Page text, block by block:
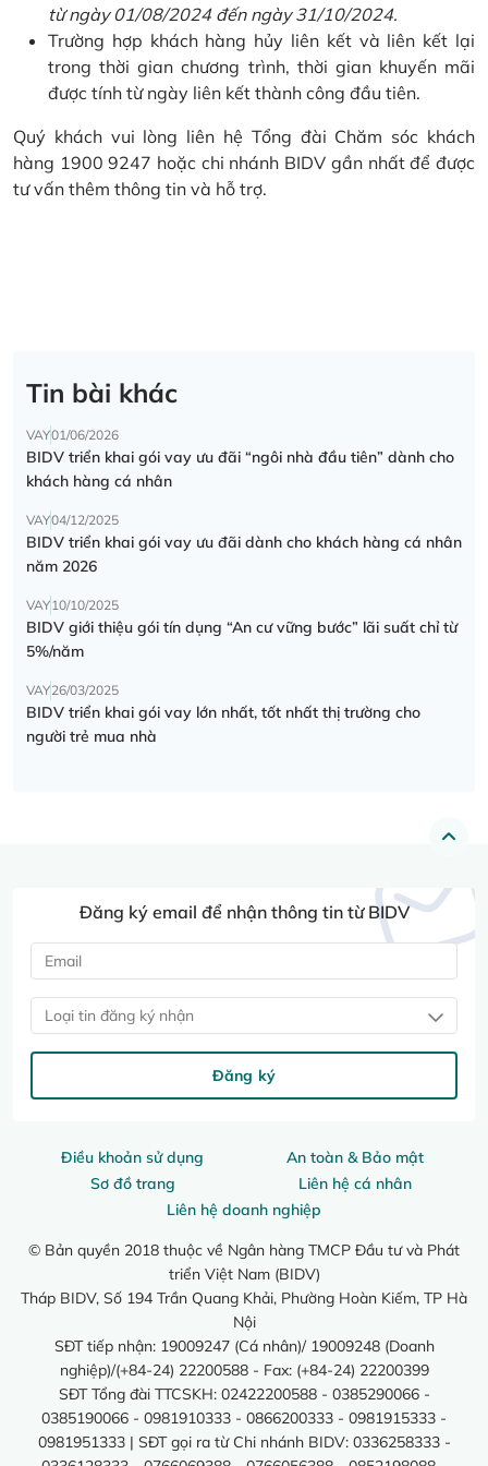
từ ngày 01/08/2024 đến ngày 31/10/2024.
Trường hợp khách hàng hủy liên kết và liên kết lại
trong thời gian chương trình, thời gian khuyến mãi
được tính từ ngày liên kết thành công đầu tiên.
Quý khách vui lòng liên hệ Tổng đài Chăm sóc khách
hàng 1900 9247 hoặc chi nhánh BIDV gần nhất để được
tư vấn thêm thông tin và hỗ trợ.
Tin bài khác
VAY01/06/2026
BIDV triển khai gói vay ưu đãi “ngôi nhà đầu tiên” dành cho
khách hàng cá nhân
VAY04/12/2025
BIDV triển khai gói vay ưu đãi dành cho khách hàng cá nhân
năm 2026
VAY10/10/2025
BIDV giới thiệu gói tín dụng “An cư vững bước” lãi suất chỉ từ
5%/năm
VAY26/03/2025
BIDV triển khai gói vay lớn nhất, tốt nhất thị trường cho
người trẻ mua nhà
Điều khoản sử dụng
An toàn & Bảo mật
Sơ đồ trang
Liên hệ cá nhân
Liên hệ doanh nghiệp
© Bản quyền 2018 thuộc về Ngân hàng TMCP Đầu tư và Phát
triển Việt Nam (BIDV)
Tháp BIDV, Số 194 Trần Quang Khải, Phường Hoàn Kiếm, TP Hà
Nội
SĐT tiếp nhận: 19009247 (Cá nhân)/ 19009248 (Doanh
nghiệp)/(+84-24) 22200588 - Fax: (+84-24) 22200399
SĐT Tổng đài TTCSKH: 02422200588 - 0385290066 -
0385190066 - 0981910333 - 0866200333 - 0981915333 -
0981951333 | SĐT gọi ra từ Chi nhánh BIDV: 0336258333 -
Đăng ký email để nhận thông tin từ BIDV
Loại tin đăng ký nhận
Đăng ký